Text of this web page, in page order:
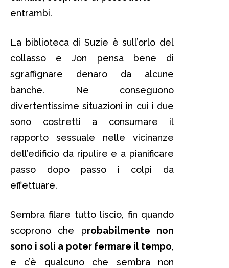
entrambi.
La biblioteca di Suzie è sull’orlo del
collasso e Jon pensa bene di
sgraffignare denaro da alcune
banche. Ne conseguono
divertentissime situazioni in cui i due
sono costretti a consumare il
rapporto sessuale nelle vicinanze
dell’edificio da ripulire e a pianificare
passo dopo passo i colpi da
effettuare.
Sembra filare tutto liscio, fin quando
scoprono che probabilmente non
sono i soli a poter fermare il tempo,
e c’è qualcuno che sembra non